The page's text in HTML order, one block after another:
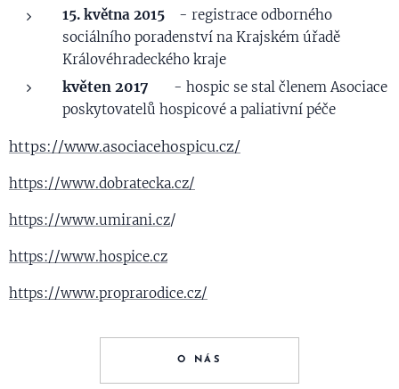
15. května 2015 - registrace odborného
sociálního poradenství na Krajském úřadě
Královéhradeckého kraje
květen 2017
- hospic se stal členem Asociace
poskytovatelů hospicové a paliativní péče
https://www.asociacehospicu.cz/
https://www.dobratecka.cz/
https://www.umirani.cz/
https://www.hospice.cz
https://www.proprarodice.cz/
O NÁS